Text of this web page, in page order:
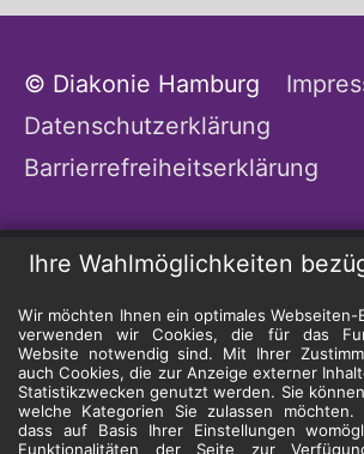
Ihre Wahlmöglichkeiten
Wir möchten Ihnen ein optimales Webseiten-
verwenden wir Cookies, die für das
Website notwendig sind. Mit Ihrer
auch Cookies, die zur Anzeige externer
Statistikzwecken genutzt werden. Sie
welche Kategorien Sie zulassen
dass auf Basis Ihrer Einstellungen
Funktionalitäten der Seite zur
© Diakonie Hamburg
Datenschutzerklärung
Barrierrefreiheitserklärung